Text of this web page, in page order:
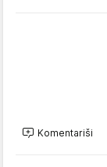
Komentariši